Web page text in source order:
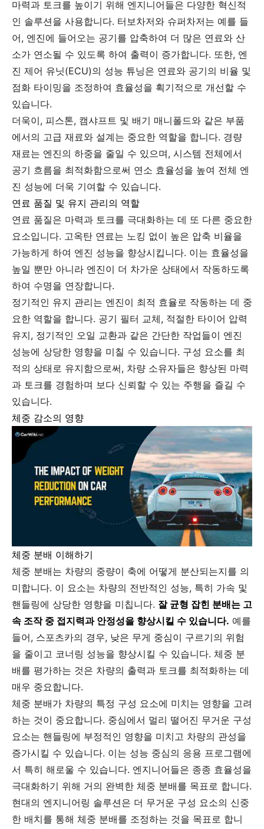
마력과 토크를 높이기 위해 엔지니어들은 다양한 혁신적
인 솔루션을 사용합니다. 터보차저와 슈퍼차저는 예를 들
어, 엔진에 들어오는 공기를 압축하여 더 많은 연료와 산
소가 연소될 수 있도록 하여 출력이 증가합니다. 또한, 엔
진 제어 유닛(ECU)의 성능 튜닝은 연료와 공기의 비율 및
점화 타이밍을 조정하여 효율성을 획기적으로 개선할 수
있습니다.
더욱이, 피스톤, 캠샤프트 및 배기 매니폴드와 같은 부품
에서의 고급 재료와 설계는 중요한 역할을 합니다. 경량
재료는 엔진의 하중을 줄일 수 있으며, 시스템 전체에서
공기 흐름을 최적화함으로써 연소 효율성을 높여 전체 엔
진 성능에 더욱 기여할 수 있습니다.
연료 품질 및 유지 관리의 역할
연료 품질은 마력과 토크를 극대화하는 데 또 다른 중요한
요소입니다. 고옥탄 연료는 노킹 없이 높은 압축 비율을
가능하게 하여 엔진 성능을 향상시킵니다. 이는 효율성을
높일 뿐만 아니라 엔진이 더 차가운 상태에서 작동하도록
하여 수명을 연장합니다.
정기적인 유지 관리는 엔진이 최적 효율로 작동하는 데 중
요한 역할을 합니다. 공기 필터 교체, 적절한 타이어 압력
유지, 정기적인 오일 교환과 같은 간단한 작업들이 엔진
성능에 상당한 영향을 미칠 수 있습니다. 구성 요소를 최
적의 상태로 유지함으로써, 차량 소유자들은 향상된 마력
과 토크를 경험하며 보다 신뢰할 수 있는 주행을 즐길 수
있습니다.
체중 감소의 영향
체중 분배 이해하기
체중 분배는 차량의 중량이 축에 어떻게 분산되는지를 의
미합니다. 이 요소는 차량의 전반적인 성능, 특히 가속 및
핸들링에 상당한 영향을 미칩니다. 잘 균형 잡힌 분배는 고
속 조작 중 접지력과 안정성을 향상시킬 수 있습니다. 예를
들어, 스포츠카의 경우, 낮은 무게 중심이 구르기의 위험
을 줄이고 코너링 성능을 향상시킬 수 있습니다. 체중 분
배를 평가하는 것은 차량의 출력과 토크를 최적화하는 데
매우 중요합니다.
체중 분배가 차량의 특정 구성 요소에 미치는 영향을 고려
하는 것이 중요합니다. 중심에서 멀리 떨어진 무거운 구성
요소는 핸들링에 부정적인 영향을 미치고 차량의 관성을
증가시킬 수 있습니다. 이는 성능 중심의 응용 프로그램에
서 특히 해로울 수 있습니다. 엔지니어들은 종종 효율성을
극대화하기 위해 거의 완벽한 체중 분배를 목표로 합니다.
현대의 엔지니어링 솔루션은 더 무거운 구성 요소의 신중
한 배치를 통해 체중 분배를 조정하는 것을 목표로 합니